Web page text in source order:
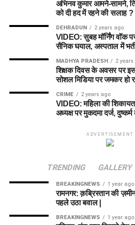
अभिनव कुमार आमने-सामने,
को दी हद में रहने की सलाह ?
DEHRADUN 2 years ago
VIDEO: सुबह मॉर्निंग वॉक
सैनिक घयाल, अस्पताल में
MADHYA PRADESH 2 years
शिक्षक दिवस के अवसर पर इस
सोशल मिडिया पर जमकर हो
CRIME 2 years ago
VIDEO: महिला की
अध्यक्ष पर मुकदमा दर्ज,
ADVERTISEMENT
TRENDING GALLERY
BREAKINGNEWS 1 year ago
रामनगर: क़ब्रिस्तान की
पहले उठा बवाल |
BREAKINGNEWS 1 year ago